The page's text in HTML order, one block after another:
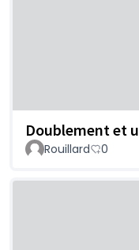
Doublement et
Rouillard 0